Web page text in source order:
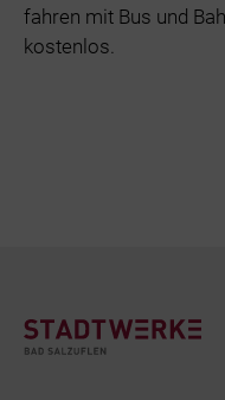
fahren mit Bus und
kostenlos.